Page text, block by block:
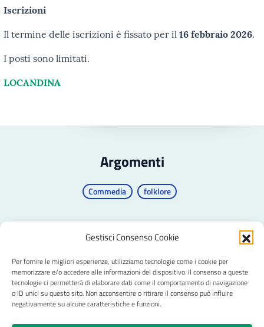
Gestisci Consenso Cookie
Per fornire le migliori esperienze, utilizziamo tecnologie come i cookie per
memorizzare e/o accedere alle informazioni del dispositivo. Il consenso a queste
tecnologie ci permetterà di elaborare dati come il comportamento di navigazione
o ID unici su questo sito. Non acconsentire o ritirare il consenso può influire
negativamente su alcune caratteristiche e funzioni.
Iscrizioni
Il termine delle iscrizioni è fissato per il 16 febbraio 2026.
I posti sono limitati.
LOCANDINA
Argomenti
Commedia folklore
CRAL Ateneo Pavia APS
Privacy Trasparenza Pagamenti e fatture